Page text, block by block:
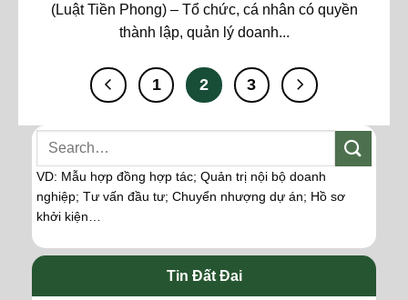
(Luật Tiền Phong) – Tổ chức, cá nhân có quyền
thành lập, quản lý doanh...
1 2 3
VD: Mẫu hợp đồng hợp tác; Quản trị nội bộ doanh
nghiệp; Tư vấn đầu tư; Chuyển nhượng dự án; Hồ sơ
khởi kiện…
Tin Đất Đai